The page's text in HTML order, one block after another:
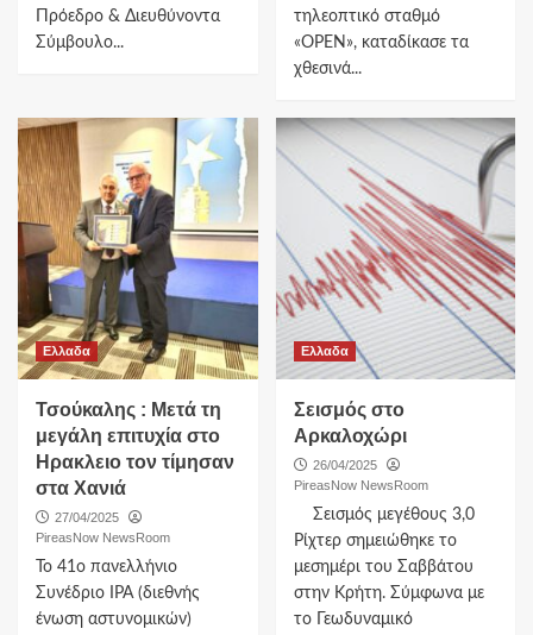
Πρόεδρο & Διευθύνοντα
Σύμβουλο...
τηλεοπτικό σταθμό
«OPEN», καταδίκασε τα
χθεσινά...
Ελλαδα
Τσούκαλης : Μετά τη
μεγάλη επιτυχία στο
Ηρακλειο τον τίμησαν
στα Χανιά
27/04/2025
PireasNow NewsRoom
Το 41ο πανελλήνιο
Συνέδριο IPA (διεθνής
ένωση αστυνομικών)
Ελλαδα
Σεισμός στο
Αρκαλοχώρι
26/04/2025
PireasNow NewsRoom
Σεισμός μεγέθους 3,0
Ρίχτερ σημειώθηκε το
μεσημέρι του Σαββάτου
στην Κρήτη. Σύμφωνα με
το Γεωδυναμικό